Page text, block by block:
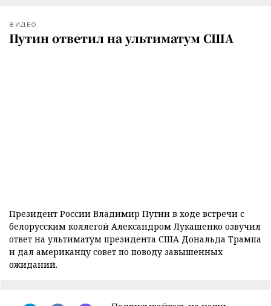
ВИДЕО
Путин ответил на ультиматум США
Президент России Владимир Путин в ходе встречи с
белорусским коллегой Александром Лукашенко озвучил
ответ на ультиматум президента США Дональда Трампа
и дал американцу совет по поводу завышенных
ожиданий.